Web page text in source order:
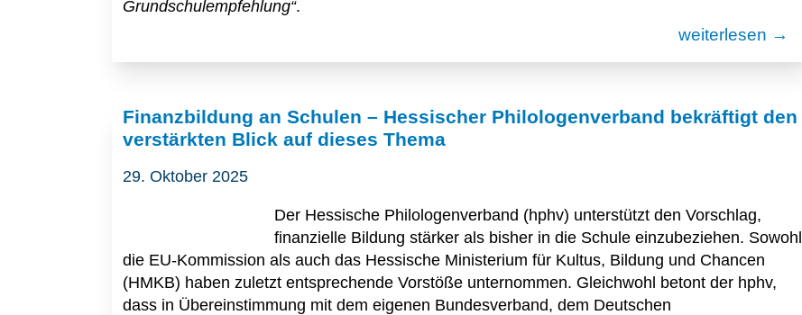
Grundschulempfehlung“.
weiterlesen →
Finanzbildung an Schulen – Hessischer Philologenverband bekräftigt den
verstärkten Blick auf dieses Thema
29. Oktober 2025
Der Hessische Philologenverband (hphv) unterstützt den Vorschlag,
finanzielle Bildung stärker als bisher in die Schule einzubeziehen. Sowohl
die EU-Kommission als auch das Hessische Ministerium für Kultus, Bildung und Chancen
(HMKB) haben zuletzt entsprechende Vorstöße unternommen. Gleichwohl betont der hphv,
dass in Übereinstimmung mit dem eigenen Bundesverband, dem Deutschen